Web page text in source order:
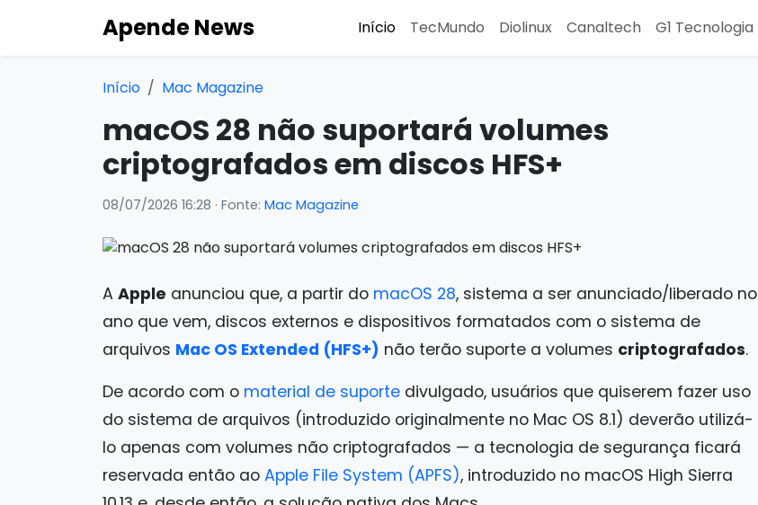
Apende News Início TecMundo Diolinux Canaltech G1 Tecnologia
Início Mac Magazine
macOS 28 não suportará volumes
criptografados em discos HFS+
08/07/2026 16:28 · Fonte: Mac Magazine
A Apple anunciou que, a partir do macOS 28, sistema a ser anunciado/liberado no
ano que vem, discos externos e dispositivos formatados com o sistema de
arquivos Mac OS Extended (HFS+) não terão suporte a volumes criptografados.
De acordo com o material de suporte divulgado, usuários que quiserem fazer uso
do sistema de arquivos (introduzido originalmente no Mac OS 8.1) deverão utilizá-
lo apenas com volumes não criptografados — a tecnologia de segurança ficará
reservada então ao Apple File System (APFS), introduzido no macOS High Sierra